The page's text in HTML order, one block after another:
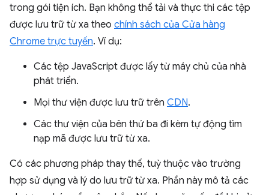
trong gói tiện ích. Bạn không thể tải và thực thi các tệp
được lưu trữ từ xa theo chính sách của Cửa hàng
Chrome trực tuyến. Ví dụ:
Các tệp JavaScript được lấy từ máy chủ của nhà
phát triển.
Mọi thư viện được lưu trữ trên CDN.
Các thư viện của bên thứ ba đi kèm tự động tìm
nạp mã được lưu trữ từ xa.
Có các phương pháp thay thế, tuỳ thuộc vào trường
hợp sử dụng và lý do lưu trữ từ xa. Phần này mô tả các